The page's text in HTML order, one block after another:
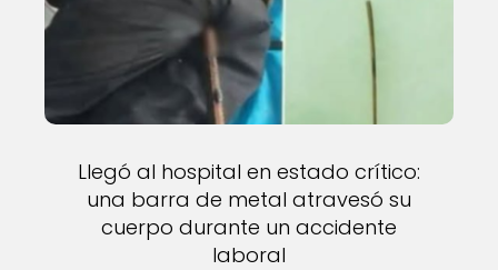
Llegó al hospital en estado crítico:
una barra de metal atravesó su
cuerpo durante un accidente
laboral